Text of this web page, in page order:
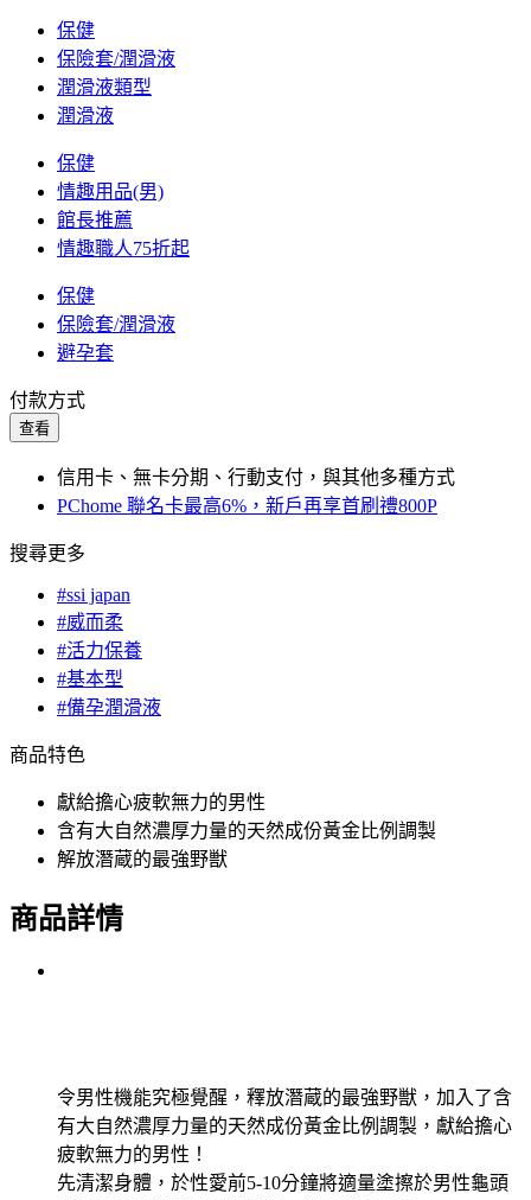
保健
保險套/潤滑液
潤滑液類型
潤滑液
保健
情趣用品(男)
館長推薦
情趣職人75折起
保健
保險套/潤滑液
避孕套
付款方式
查看
信用卡、無卡分期、行動支付，與其他多種方式
PChome 聯名卡最高6%，新戶再享首刷禮800P
搜尋更多
#ssi japan
#威而柔
#活力保養
#基本型
#備孕潤滑液
商品特色
獻給擔心疲軟無力的男性
含有大自然濃厚力量的天然成份黃金比例調製
解放潛蔵的最強野獣
商品詳情
令男性機能究極覺醒，釋放潛蔵的最強野獣，加入了含
有大自然濃厚力量的天然成份黃金比例調製，獻給擔心
疲軟無力的男性！
先清潔身體，於性愛前5-10分鐘將適量塗擦於男性龜頭